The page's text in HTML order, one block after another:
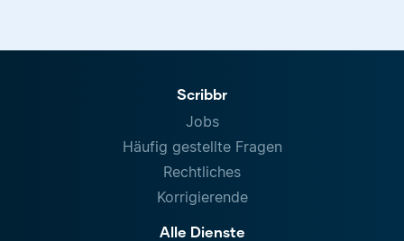
Scribbr
Jobs
Häufig gestellte Fragen
Rechtliches
Korrigierende
Alle Dienste